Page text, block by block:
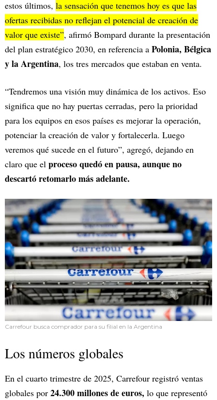
estos últimos, la sensación que tenemos hoy es que las
ofertas recibidas no reflejan el potencial de creación de
valor que existe”, afirmó Bompard durante la presentación
del plan estratégico 2030, en referencia a Polonia, Bélgica
y la Argentina, los tres mercados que estaban en venta.
“Tendremos una visión muy dinámica de los activos. Eso
significa que no hay puertas cerradas, pero la prioridad
para los equipos en esos países es mejorar la operación,
potenciar la creación de valor y fortalecerla. Luego
veremos qué sucede en el futuro”, agregó, dejando en
claro que el proceso quedó en pausa, aunque no
descartó retomarlo más adelante.
Carrefour busca comprador para su filial en la Argentina
Los números globales
En el cuarto trimestre de 2025, Carrefour registró ventas
globales por 24.300 millones de euros, lo que representó